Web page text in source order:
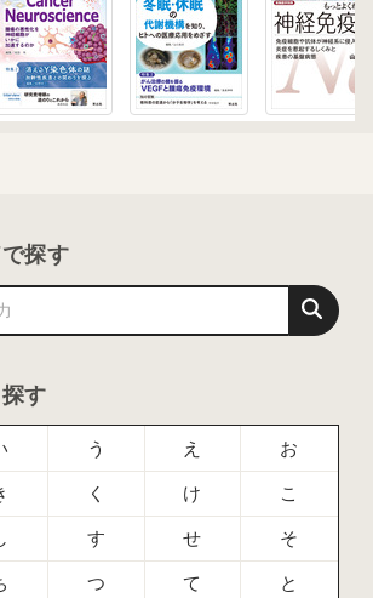
探す
す
う え お
く け こ
す せ そ
つ て と